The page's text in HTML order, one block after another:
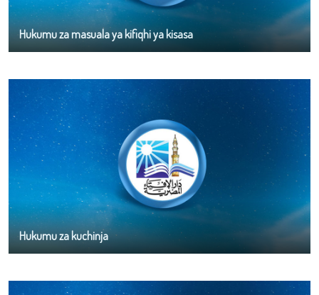
Hukumu za masuala ya kifiqhi ya kisasa
Hukumu za kuchinja